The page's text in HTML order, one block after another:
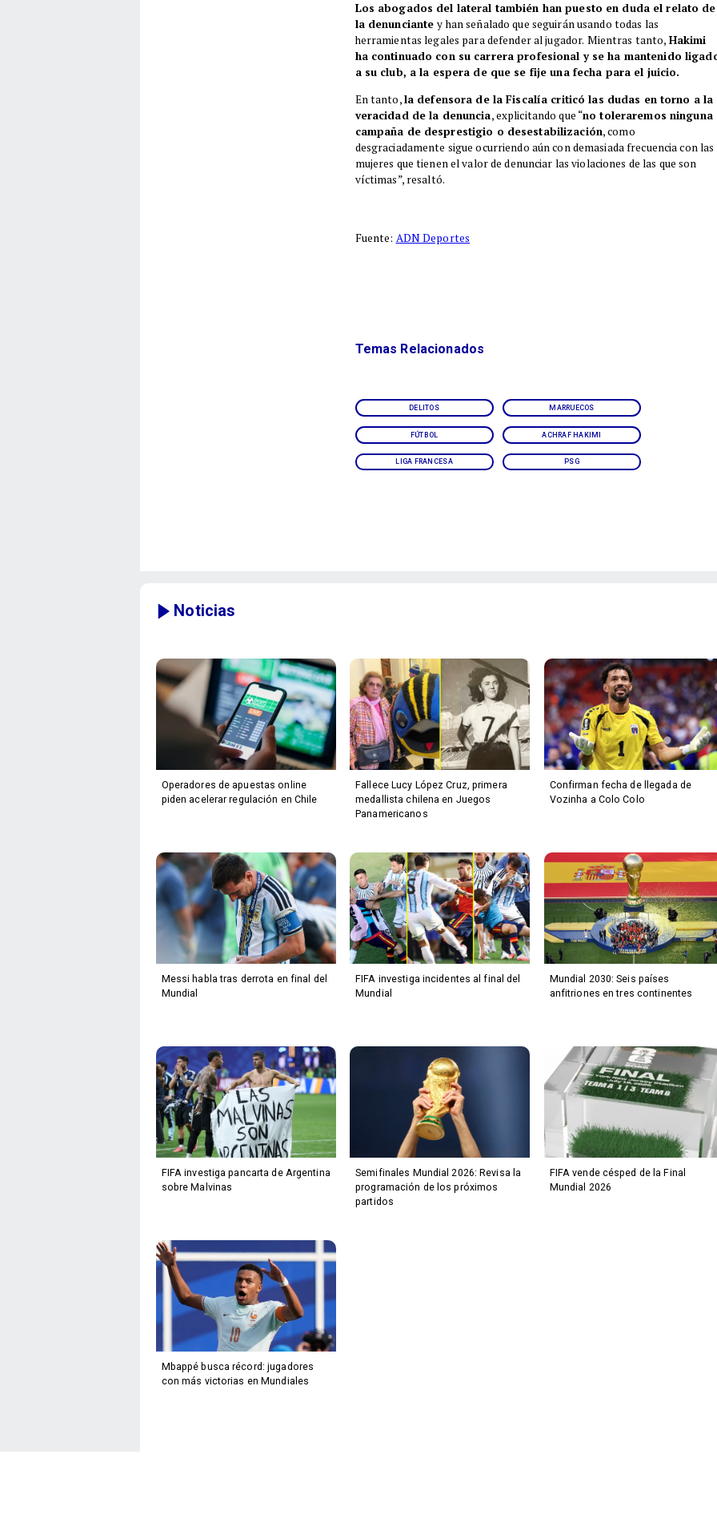
Los abogados del lateral también han puesto en duda el relato de
la denunciantey han señalado que seguirán usando todas las
herramientas legales para defender al jugador. Mientras tanto, Hakimi
ha continuado con su carrera profesional y se ha mantenido
a su club, a la espera de que se fije una fecha para el juicio.
En tanto,la defensora de la Fiscalía criticó las dudas en torno a la
veracidad de la denuncia, explicitando que “no toleraremos ninguna
campaña de desprestigio o desestabilización, como
desgraciadamente sigue ocurriendo aún con demasiada frecuencia con las
mujeres que tienen el valor de denunciar las violaciones de las que son
víctimas”, resaltó.
Fuente: ADN Deportes
DELITOS MARRUECOS
FÚTBOL ACHRAF HAKIMI
LIGA FRANCESA PSG
Temas Relacionados
Noticias
Operadores de apuestas online
piden acelerar regulación en Chile
Fallece Lucy López Cruz, primera
medallista chilena en Juegos
Panamericanos
Confirman fecha de llegada de
Vozinha a Colo Colo
Messi habla tras derrota en final del
Mundial
FIFA investiga incidentes al final del
Mundial
Mundial 2030: Seis países
anfitriones en tres continentes
FIFA investiga pancarta de Argentina
sobre Malvinas
Semifinales Mundial 2026: Revisa la
programación de los próximos
partidos
FIFA vende césped de la Final
Mundial 2026
Mbappé busca récord: jugadores
con más victorias en Mundiales